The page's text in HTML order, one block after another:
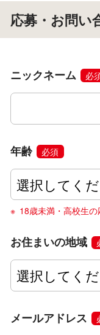
応募・お問い
ニックネーム 必
年齢 必須
18歳未満・高校生
お住まいの地域
メールアドレス